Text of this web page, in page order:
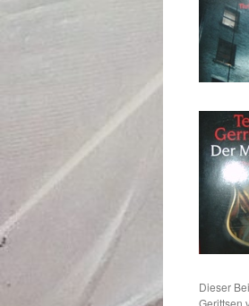
Dieser
Gerittsen